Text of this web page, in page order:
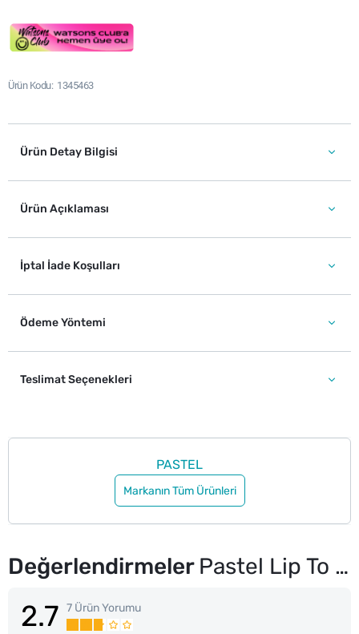
Ürün Kodu 1345463
Ürün Detay Bilgisi
Ürün Açıklaması
İptal İade Koşulları
Ödeme Yöntemi
Teslimat Seçenekleri
PASTEL
Markanın Tüm Ürünleri
Değerlendirmeler Pastel Lip To Cheek Tint 02 Lolita
2.7 7 Ürün Yorumu